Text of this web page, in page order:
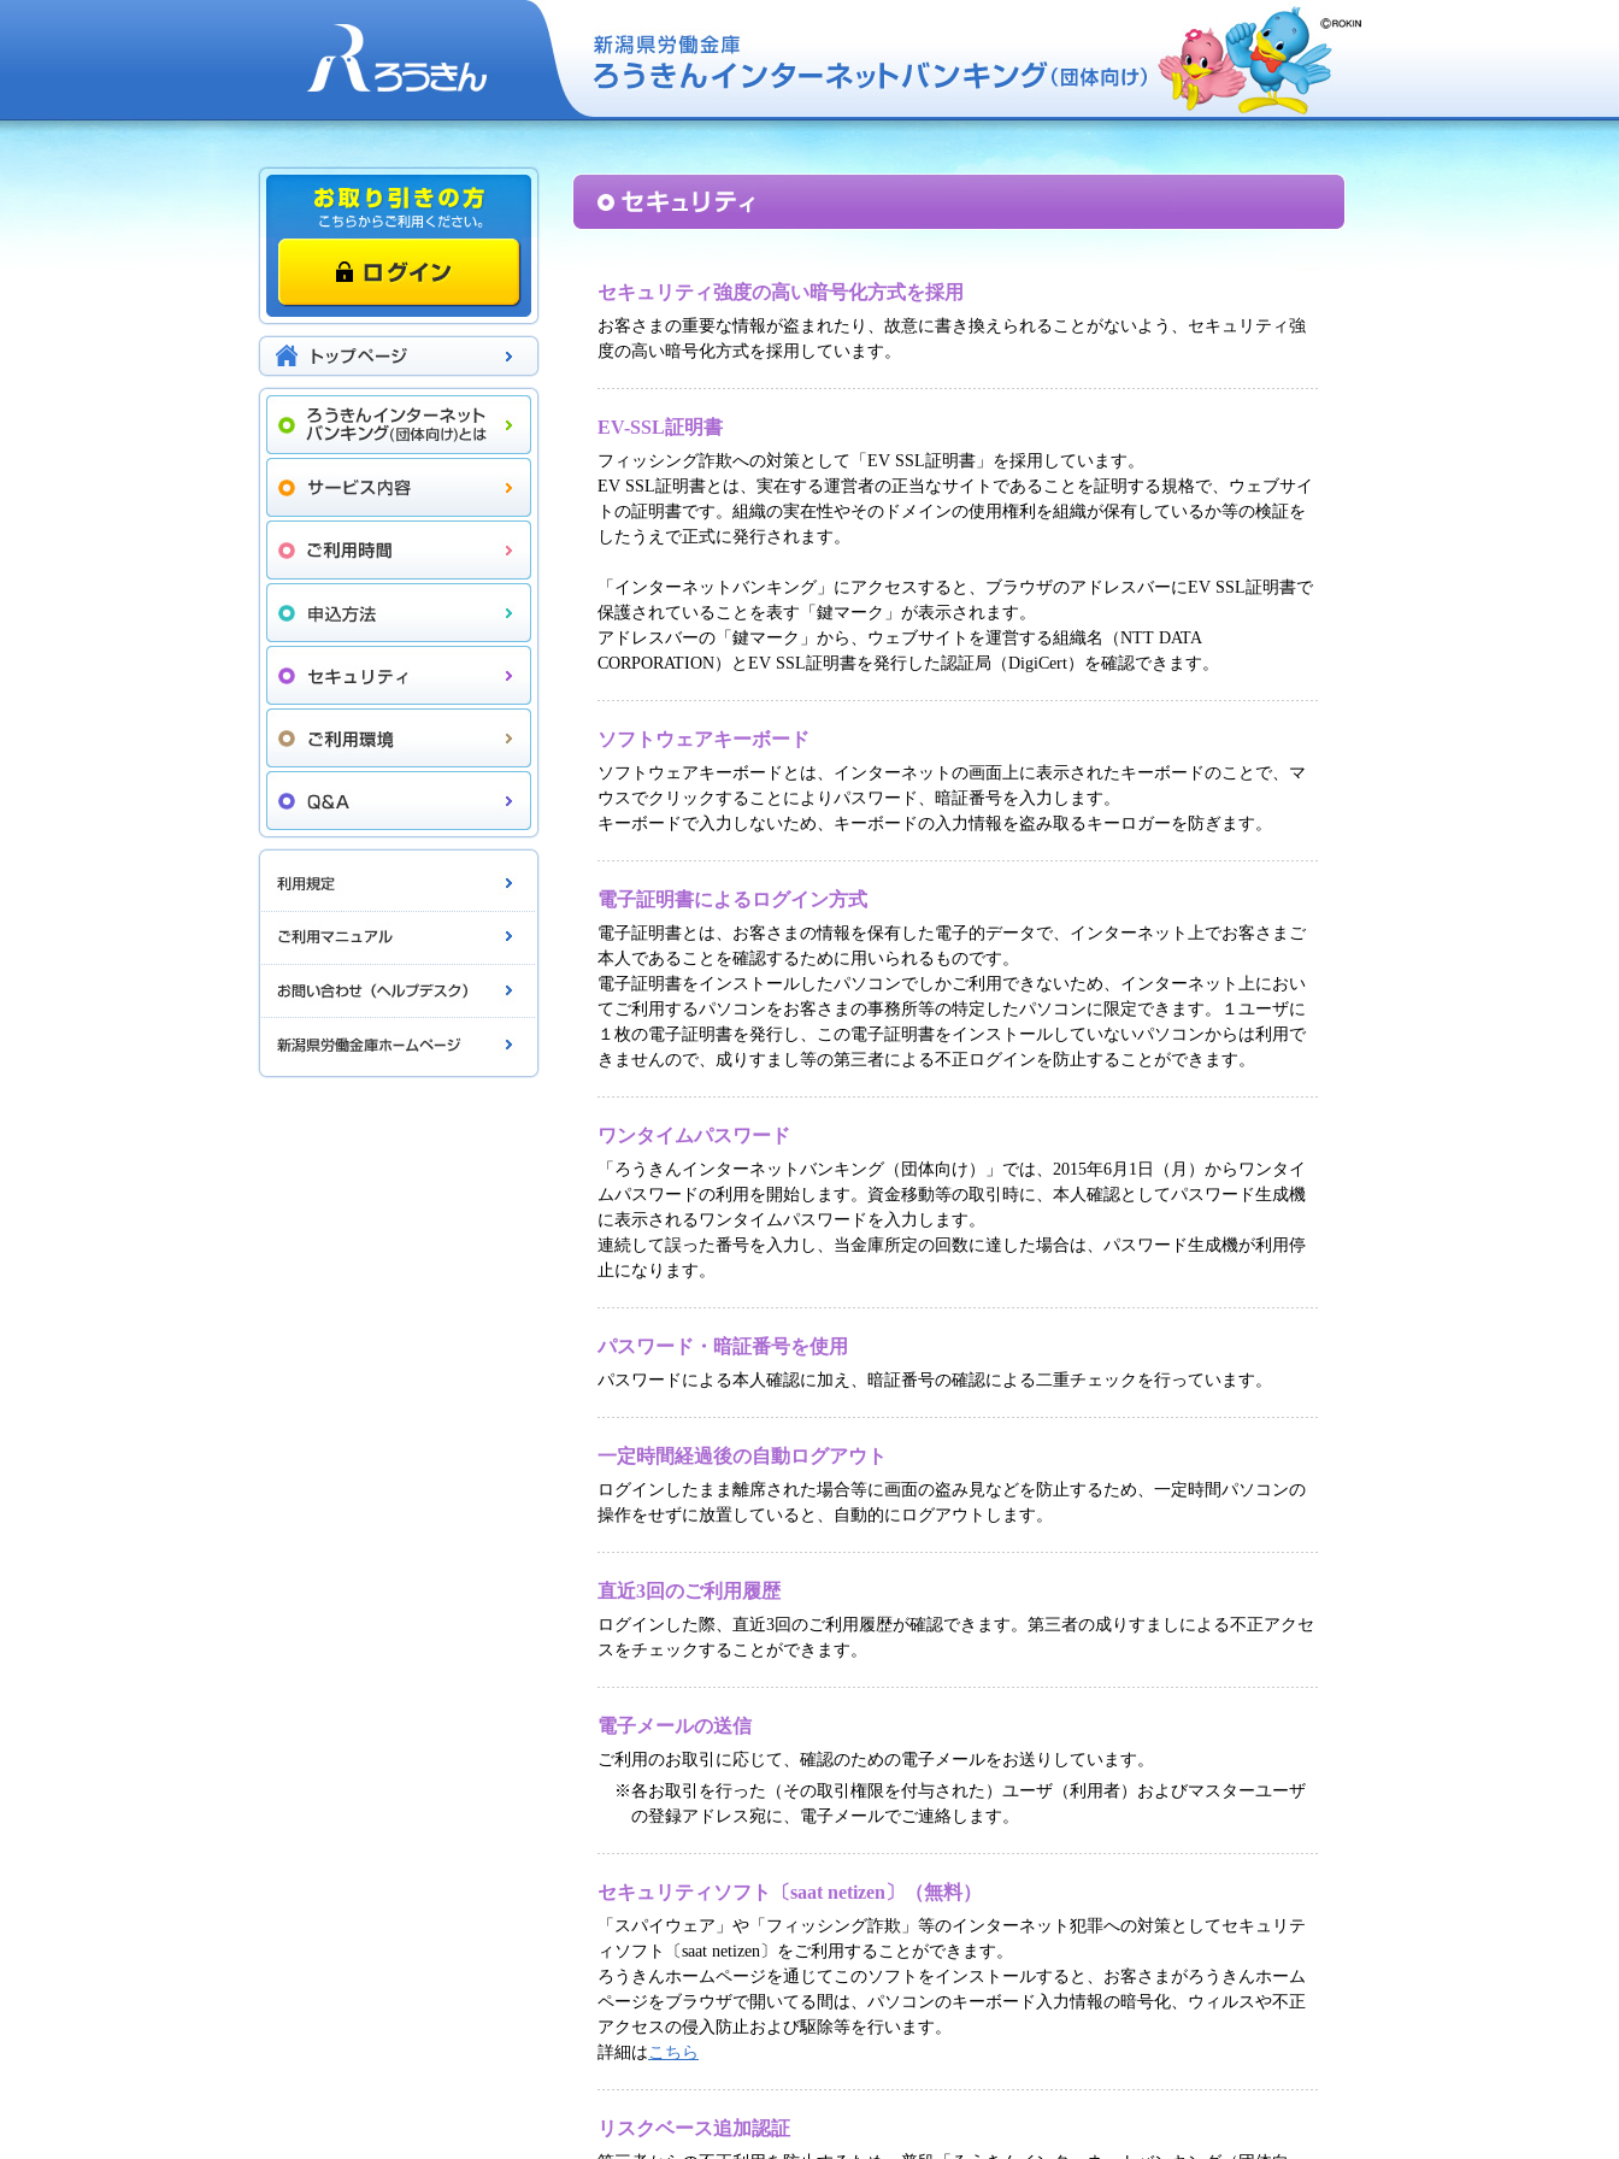
セキュリティ強度の高い暗号化方式を採用
お客さまの重要な情報が盗まれたり、故意に書き換えられることがないよう、セキュリティ強
度の高い暗号化方式を採用しています。
EV-SSL証明書
フィッシング詐欺への対策として「EV SSL証明書」を採用しています。
EV SSL証明書とは、実在する運営者の正当なサイトであることを証明する規格で、ウェブサイ
トの証明書です。組織の実在性やそのドメインの使用権利を組織が保有しているか等の検証を
したうえで正式に発行されます。
「インターネットバンキング」にアクセスすると、ブラウザのアドレスバーにEV SSL証明書で
保護されていることを表す「鍵マーク」が表示されます。
アドレスバーの「鍵マーク」から、ウェブサイトを運営する組織名（NTT DATA
CORPORATION）とEV SSL証明書を発行した認証局（DigiCert）を確認できます。
ソフトウェアキーボード
ソフトウェアキーボードとは、インターネットの画面上に表示されたキーボードのことで、マ
ウスでクリックすることによりパスワード、暗証番号を入力します。
キーボードで入力しないため、キーボードの入力情報を盗み取るキーロガーを防ぎます。
電子証明書によるログイン方式
電子証明書とは、お客さまの情報を保有した電子的データで、インターネット上でお客さまご
本人であることを確認するために用いられるものです。
電子証明書をインストールしたパソコンでしかご利用できないため、インターネット上におい
てご利用するパソコンをお客さまの事務所等の特定したパソコンに限定できます。１ユーザに
１枚の電子証明書を発行し、この電子証明書をインストールしていないパソコンからは利用で
きませんので、成りすまし等の第三者による不正ログインを防止することができます。
ワンタイムパスワード
「ろうきんインターネットバンキング（団体向け）」では、2015年6月1日（月）からワンタイ
ムパスワードの利用を開始します。資金移動等の取引時に、本人確認としてパスワード生成機
に表示されるワンタイムパスワードを入力します。
連続して誤った番号を入力し、当金庫所定の回数に達した場合は、パスワード生成機が利用停
止になります。
パスワード・暗証番号を使用
パスワードによる本人確認に加え、暗証番号の確認による二重チェックを行っています。
一定時間経過後の自動ログアウト
ログインしたまま離席された場合等に画面の盗み見などを防止するため、一定時間パソコンの
操作をせずに放置していると、自動的にログアウトします。
直近3回のご利用履歴
ログインした際、直近3回のご利用履歴が確認できます。第三者の成りすましによる不正アクセ
スをチェックすることができます。
電子メールの送信
ご利用のお取引に応じて、確認のための電子メールをお送りしています。
※各お取引を行った（その取引権限を付与された）ユーザ（利用者）およびマスターユーザ
の登録アドレス宛に、電子メールでご連絡します。
セキュリティソフト〔saat netizen〕（無料）
「スパイウェア」や「フィッシング詐欺」等のインターネット犯罪への対策としてセキュリテ
ィソフト〔saat netizen〕をご利用することができます。
ろうきんホームページを通じてこのソフトをインストールすると、お客さまがろうきんホーム
ページをブラウザで開いてる間は、パソコンのキーボード入力情報の暗号化、ウィルスや不正
アクセスの侵入防止および駆除等を行います。
詳細はこちら
リスクベース追加認証